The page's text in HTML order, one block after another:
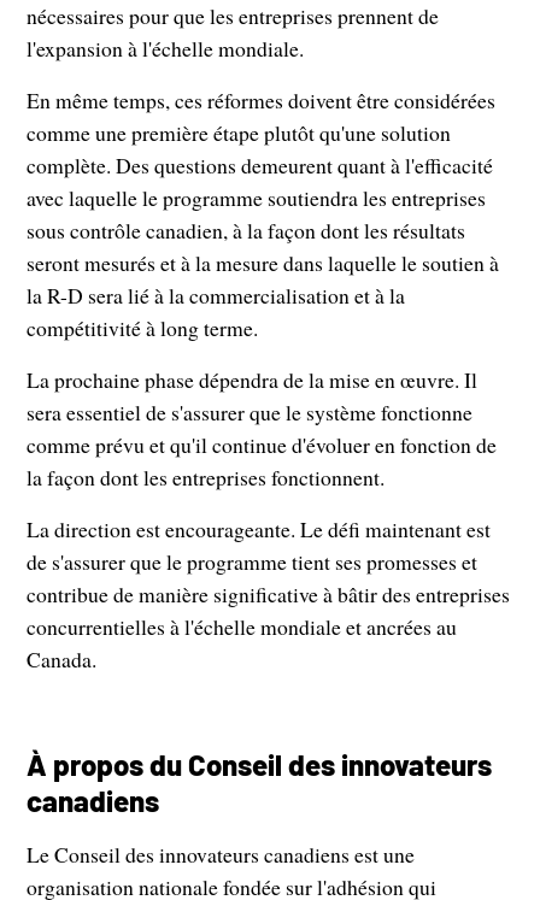
nécessaires pour que les entreprises prennent de
l'expansion à l'échelle mondiale.
En même temps, ces réformes doivent être considérées
comme une première étape plutôt qu'une solution
complète. Des questions demeurent quant à l'efficacité
avec laquelle le programme soutiendra les entreprises
sous contrôle canadien, à la façon dont les résultats
seront mesurés et à la mesure dans laquelle le soutien à
la R-D sera lié à la commercialisation et à la
compétitivité à long terme.
La prochaine phase dépendra de la mise en œuvre. Il
sera essentiel de s'assurer que le système fonctionne
comme prévu et qu'il continue d'évoluer en fonction de
la façon dont les entreprises fonctionnent.
La direction est encourageante. Le défi maintenant est
de s'assurer que le programme tient ses promesses et
contribue de manière significative à bâtir des entreprises
concurrentielles à l'échelle mondiale et ancrées au
Canada.
À propos du Conseil des innovateurs
canadiens
Le Conseil des innovateurs canadiens est une
organisation nationale fondée sur l'adhésion qui